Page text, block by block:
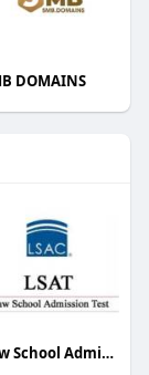
DOMAINS
Law School Admission Council